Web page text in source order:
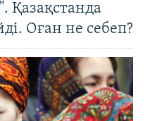
Қазақстанда
Оған не себеп?